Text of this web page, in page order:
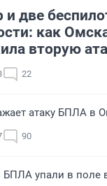
две
как
вторую
22
атаку БПЛА в
90
упали в поле